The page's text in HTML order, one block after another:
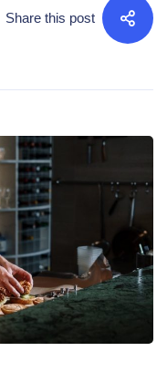
Share this post